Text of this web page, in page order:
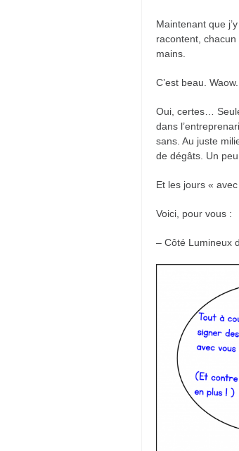
Maintenant que
racontent, chacun
mains.
C’est beau. Waow.
Oui, certes…
dans
sans. Au juste
de dégâts. Un
Et les jours «
Voici, pour vous :
– Côté Lumineux